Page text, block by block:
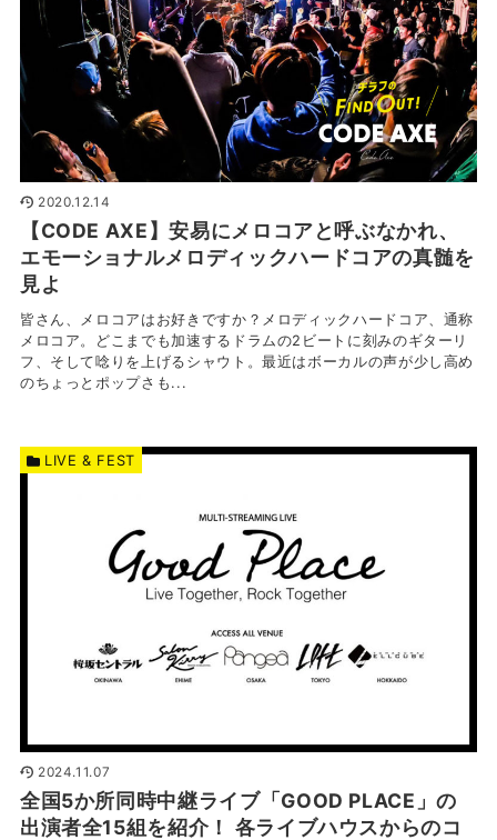
2020.12.14
【CODE AXE】安易にメロコアと呼ぶなかれ、
エモーショナルメロディックハードコアの真髄を
見よ
皆さん、メロコアはお好きですか？メロディックハードコア、通称
メロコア。どこまでも加速するドラムの2ビートに刻みのギターリ
フ、そして唸りを上げるシャウト。最近はボーカルの声が少し高め
のちょっとポップさも...
2024.11.07
全国5か所同時中継ライブ「GOOD PLACE」の
出演者全15組を紹介！ 各ライブハウスからのコ
LIVE & FEST